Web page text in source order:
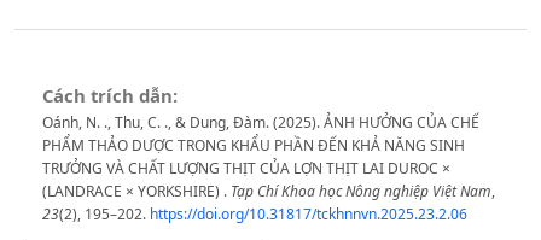
Cách trích dẫn:
Oánh, N. ., Thu, C. ., & Dung, Đàm. (2025). ẢNH HƯỞNG CỦA CHẾ
PHẨM THẢO DƯỢC TRONG KHẨU PHẦN ĐẾN KHẢ NĂNG SINH
TRƯỞNG VÀ CHẤT LƯỢNG THỊT CỦA LỢN THỊT LAI DUROC ×
(LANDRACE × YORKSHIRE) . Tạp Chí Khoa học Nông nghiệp Việt Nam,
23(2), 195–202. https://doi.org/10.31817/tckhnnvn.2025.23.2.06